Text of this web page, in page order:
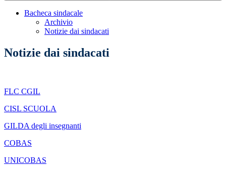
Bacheca sindacale
Archivio
Notizie dai sindacati
Notizie dai sindacati
FLC CGIL
CISL SCUOLA
GILDA degli insegnanti
COBAS
UNICOBAS